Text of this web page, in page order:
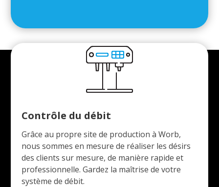
Contrôle du débit
Grâce au propre site de production à Worb,
nous sommes en mesure de réaliser les désirs
des clients sur mesure, de manière rapide et
professionnelle. Gardez la maîtrise de votre
système de débit.